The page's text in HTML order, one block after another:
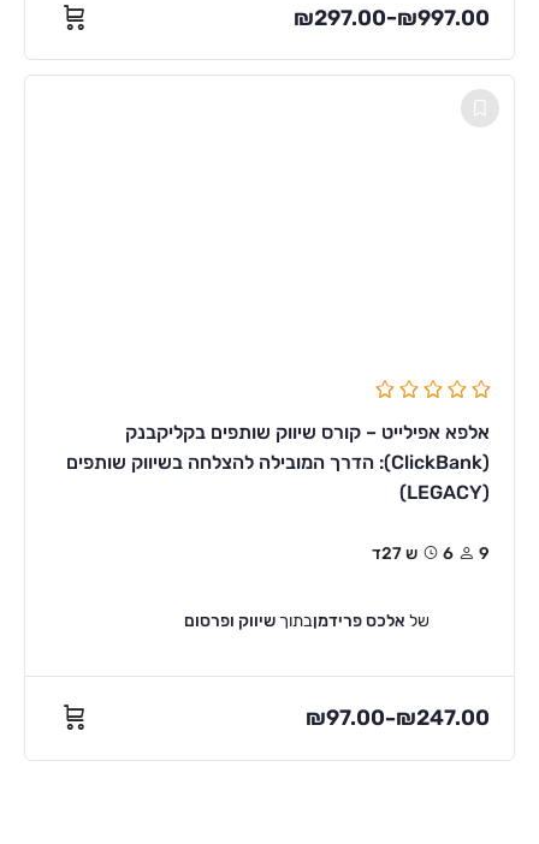
₪297.00–₪997.00
אלפא אפילייט – קורס שיווק שותפים בקליקבנק
(ClickBank): הדרך המובילה להצלחה בשיווק שותפים
(LEGACY)
9 6ש 27ד
של אלכס פרידמןבתוך שיווק ופרסום
₪97.00–₪247.00